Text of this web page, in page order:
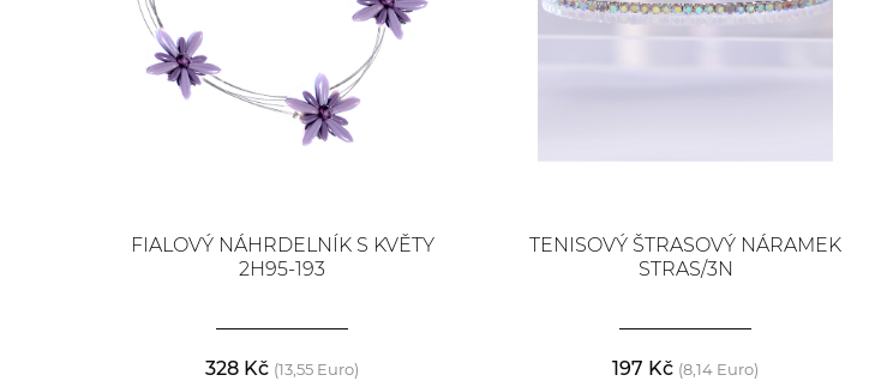
FIALOVÝ NÁHRDELNÍK S KVĚTY
2H95-193
328 Kč (13,55 Euro)
TENISOVÝ ŠTRASOVÝ NÁRAMEK
STRAS/3N
197 Kč (8,14 Euro)